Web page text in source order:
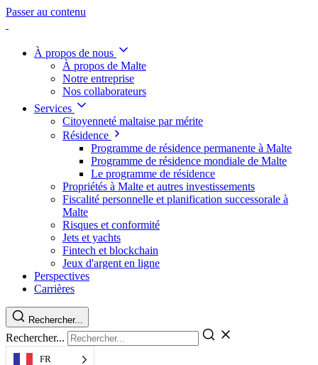
Passer au contenu
À propos de nous
À propos de Malte
Notre entreprise
Nos collaborateurs
Services
Citoyenneté maltaise par mérite
Résidence
Programme de résidence permanente à Malte
Programme de résidence mondiale de Malte
Le programme de résidence
Propriétés à Malte et autres investissements
Fiscalité personnelle et planification successorale à
Malte
Risques et conformité
Jets et yachts
Fintech et blockchain
Jeux d'argent en ligne
Perspectives
Carrières
Rechercher...
Rechercher...
FR